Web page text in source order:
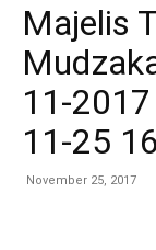
Majelis
11-
11-25
November 25, 2017